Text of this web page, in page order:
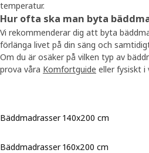
temperatur.
Hur ofta ska man byta
Vi rekommenderar dig att byta
förlänga livet på din säng och
Om du är osäker på vilken typ av
prova våra Komfortguide eller fysiskt i
Bäddmadrasser 140x200 cm
Bäddmadrasser 160x200 cm